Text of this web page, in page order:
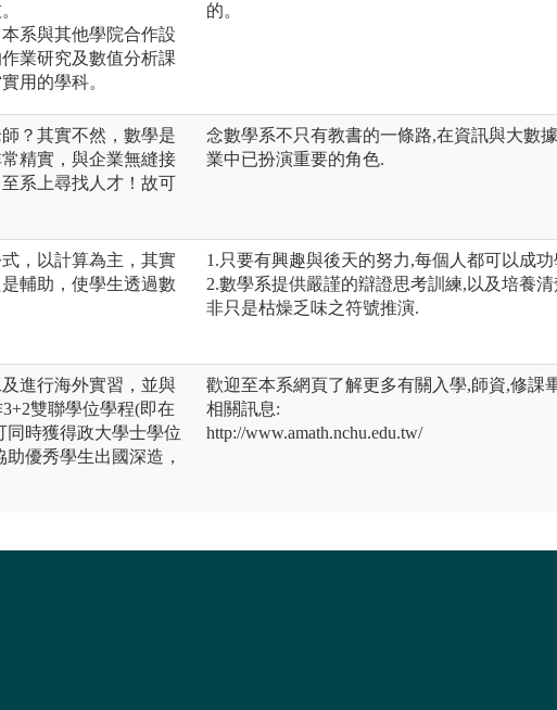
系與其他學院合作設
業研究及數值分析課
用的學科。
的。
？其實不然，數學是
精實，與企業無縫接
系上尋找人才！故可
念數學系不只有教書的一條路,在資訊與大數
業中已扮演重要的角色.
，以計算為主，其實
輔助，使學生透過數
1.只要有興趣與後天的努力,每個人都可以成
2.數學系提供嚴謹的辯證思考訓練,以及培養
非只是枯燥乏味之符號推演.
進行海外實習，並與
雙聯學位學程(即在
同時獲得政大學士學位
助優秀學生出國深造，
歡迎至本系網頁了解更多有關入學,師資,修課
相關訊息:
http://www.amath.nchu.edu.tw/